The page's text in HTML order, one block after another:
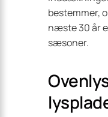
bestemmer,
næste 30 år
sæsoner.